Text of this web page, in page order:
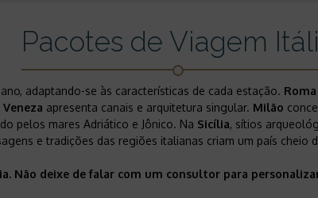
Pacotes de Viagem
adaptando-se às características de cada estação. Roma
Veneza apresenta canais e arquitetura singular. Milão
pelos mares Adriático e Jônico. Na Sicília, sítios
e tradições das regiões italianas criam um país cheio
Não deixe de falar com um consultor para